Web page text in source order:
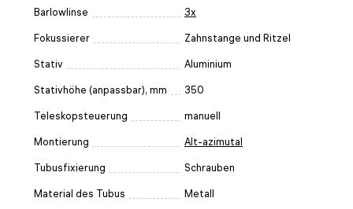
Barlowlinse 3x
Fokussierer Zahnstange und Ritzel
Stativ Aluminium
Stativhöhe (anpassbar), mm 350
Teleskopsteuerung manuell
Montierung Alt-azimutal
Tubusfixierung Schrauben
Material des Tubus Metall